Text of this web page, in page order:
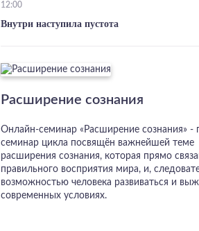
12:00
Внутри наступила пустота
Расширение сознания
Онлайн-семинар «Расширение сознания» -
семинар цикла посвящён важнейшей теме
расширения сознания, которая прямо
правильного восприятия мира, и,
возможностью человека развиваться и
современных условиях.